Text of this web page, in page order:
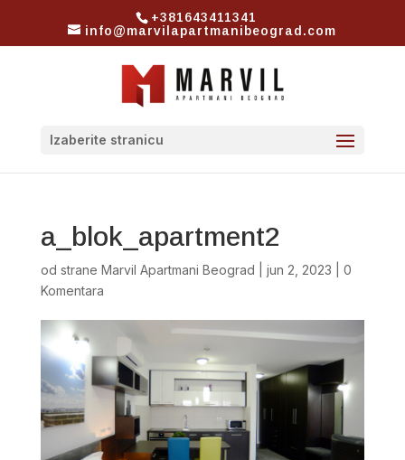
+381643411341
info@marvilapartmanibeograd.com
Izaberite stranicu
a_blok_apartment2
od strane Marvil Apartmani Beograd jun 2, 2023
0
Komentara